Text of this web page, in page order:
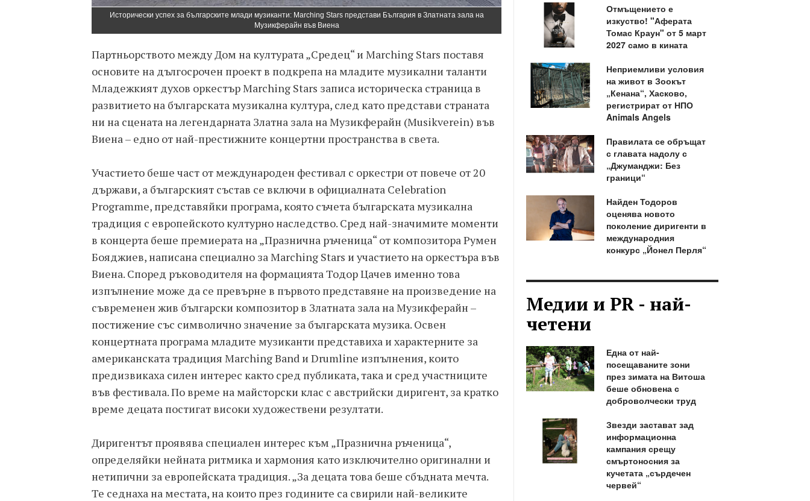
Исторически успех за българските млади музиканти: Marching Stars представи България в Златната зала на
Музикферайн във Виена
Партньорството между Дом на културата „Средец“ и Marching Stars поставя
основите на дългосрочен проект в подкрепа на младите музикални таланти
Младежкият духов оркестър Marching Stars записа историческа страница в
развитието на българската музикална култура, след като представи страната
ни на сцената на легендарната Златна зала на Музикферайн (Musikverein) във
Виена – едно от най-престижните концертни пространства в света.
Участието беше част от международен фестивал с оркестри от повече от 20
държави, а българският състав се включи в официалната Celebration
Programme, представяйки програма, която съчета българската музикална
традиция с европейското културно наследство. Сред най-значимите моменти
в концерта беше премиерата на „Празнична ръченица“ от композитора Румен
Бояджиев, написана специално за Marching Stars и участието на оркестъра във
Виена. Според ръководителя на формацията Тодор Цачев именно това
изпълнение може да се превърне в първото представяне на произведение на
съвременен жив български композитор в Златната зала на Музикферайн –
постижение със символично значение за българската музика. Освен
концертната програма младите музиканти представиха и характерните за
американската традиция Marching Band и Drumline изпълнения, които
предизвикаха силен интерес както сред публиката, така и сред участниците
във фестивала. По време на майсторски клас с австрийски диригент, за кратко
време децата постигат високи художествени резултати.
Диригентът проявява специален интерес към „Празнична ръченица“,
определяйки нейната ритмика и хармония като изключително оригинални и
нетипични за европейската традиция. „За децата това беше сбъдната мечта.
Те седнаха на местата, на които през годините са свирили най-великите
Отмъщението е
изкуство! "Аферата
Томас Краун" от 5 март
2027 само в кината
Неприемливи условия
на живот в Зоокът
„Кенана“, Хасково,
регистрират от НПО
Animals Angels
Правилата се обръщат
с главата надолу с
„Джуманджи: Без
граници“
Найден Тодоров
оценява новото
поколение диригенти в
международния
конкурс „Йонел Перля“
Медии и PR - най-
четени
Една от най-
посещаваните зони
през зимата на Витоша
беше обновена с
доброволчески труд
Звезди застават зад
информационна
кампания срещу
смъртоносния за
кучетата „сърдечен
червей“